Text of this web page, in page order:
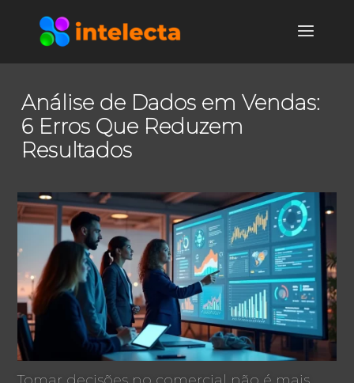
Análise de Dados em Vendas:
6 Erros Que Reduzem
Resultados
Tomar decisões no comercial não é mais